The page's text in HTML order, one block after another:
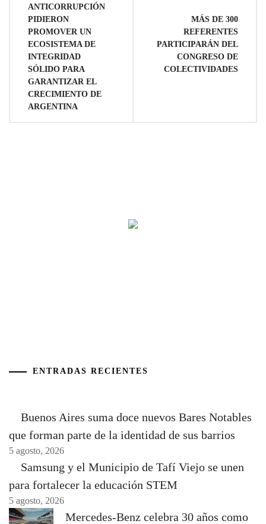
entradas
ANTICORRUPCIÓN
PIDIERON
PROMOVER UN
ECOSISTEMA DE
INTEGRIDAD
SÓLIDO PARA
GARANTIZAR EL
CRECIMIENTO DE
ARGENTINA
MÁS DE 300
REFERENTES
PARTICIPARÁN DEL
CONGRESO DE
COLECTIVIDADES
ENTRADAS RECIENTES
Buenos Aires suma doce nuevos Bares Notables
que forman parte de la identidad de sus barrios
5 agosto, 2026
Samsung y el Municipio de Tafí Viejo se unen
para fortalecer la educación STEM
5 agosto, 2026
Mercedes-Benz celebra 30 años como